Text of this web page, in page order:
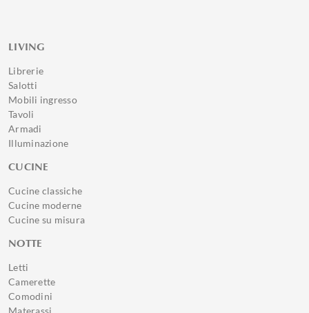
LIVING
Librerie
Salotti
Mobili ingresso
Tavoli
Armadi
Illuminazione
CUCINE
Cucine classiche
Cucine moderne
Cucine su misura
NOTTE
Letti
Camerette
Comodini
Materassi